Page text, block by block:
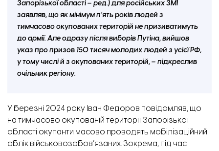
Запорізької області – ред.) для російських ЗМІ
заявляв, що як мінімум п’ять років людей з
тимчасово окупованих територій не призиватимуть
до армії. Але одразу після виборів Путіна, вийшов
указ про призов 150 тисяч молодих людей з усієї РФ,
у тому числі й з окупованих територій, – підкреслив
очільник регіону.
У березні 2024 року Іван Федоров повідомляв, що
на тимчасово окупованій території Запорізької
області окупанти масово проводять мобілізаційний
облік військовозобов’язаних. Зокрема, під час